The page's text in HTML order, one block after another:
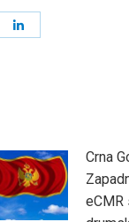
Crna
eCMR